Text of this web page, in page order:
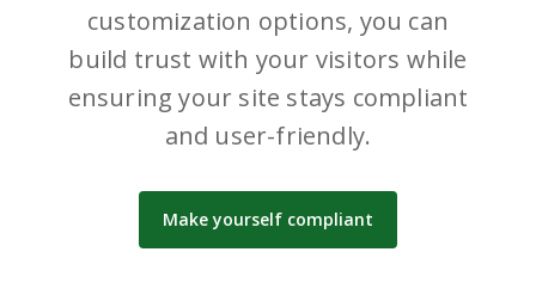
customization options, you can
build trust with your visitors while
ensuring your site stays compliant
and user-friendly.
Make yourself compliant